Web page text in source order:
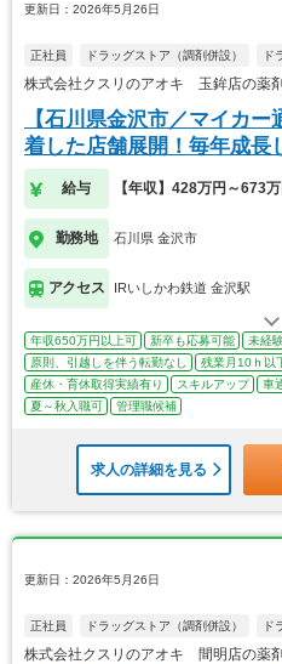
更新日：2026年5月26日
正社員 ドラッグストア（調剤併設） ド
株式会社クスリのアオキ 玉鉾店の薬
【石川県金沢市／マイカ
着した店舗展開！毎年成長
給与 【年収】428万円～673万
勤務地 石川県 金沢市
アクセス IRいしかわ鉄道 金沢駅
年収650万円以上可 新卒も応募可能
未経
原則、引越しを伴う転勤なし
残業月10ｈ以
産休・育休取得実績有り
スキルアップ 車
夏～秋入職可
管理職候補
求人の詳細を見る
更新日：2026年5月26日
正社員 ドラッグストア（調剤併設） ド
株式会社クスリのアオキ 間明店の薬